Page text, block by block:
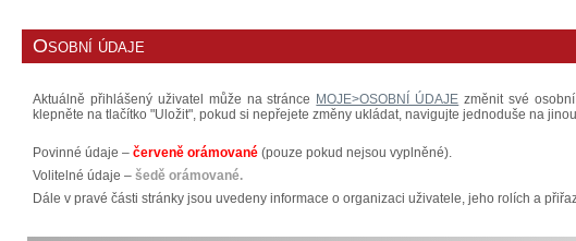
Osobní údaje
Aktuálně přihlášený uživatel může na stránce MOJE>OSOBNÍ ÚDAJE změnit své
klepněte na tlačítko "Uložit", pokud si nepřejete změny ukládat, navigujte jednoduše na
Povinné údaje – červeně orámované (pouze pokud nejsou vyplněné).
Volitelné údaje – šedě orámované.
Dále v pravé části stránky jsou uvedeny informace o organizaci uživatele, jeho rolích a